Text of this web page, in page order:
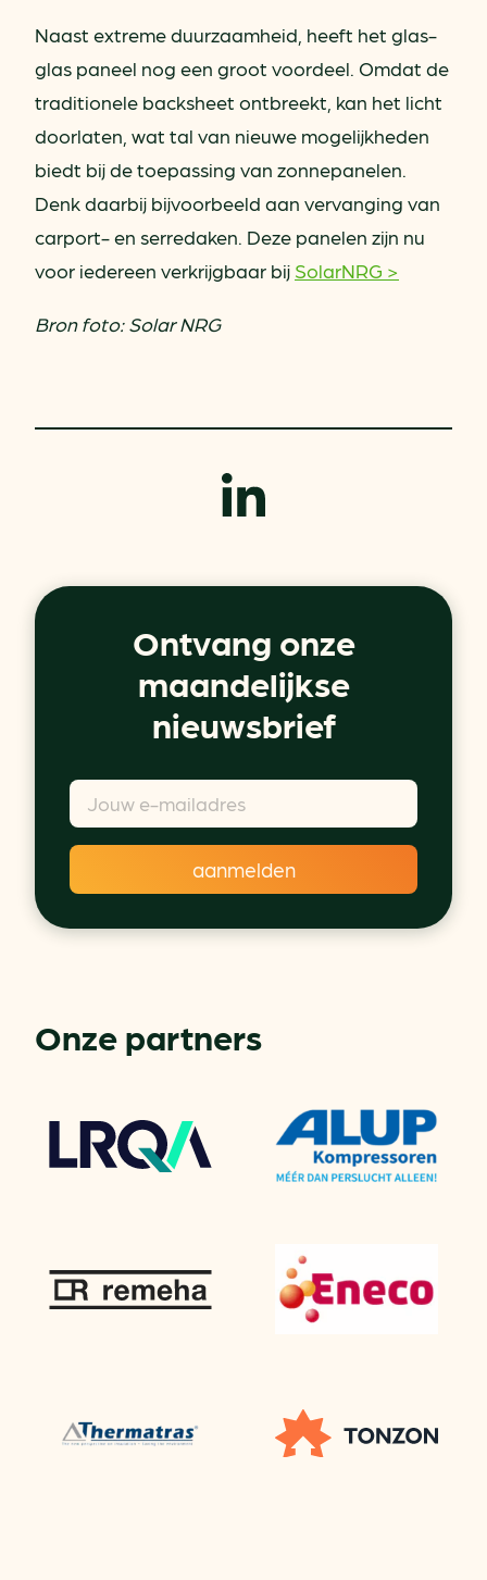
Naast extreme duurzaamheid, heeft het glas-
glas paneel nog een groot voordeel. Omdat de
traditionele backsheet ontbreekt, kan het licht
doorlaten, wat tal van nieuwe mogelijkheden
biedt bij de toepassing van zonnepanelen.
Denk daarbij bijvoorbeeld aan vervanging van
carport- en serredaken. Deze panelen zijn nu
voor iedereen verkrijgbaar bij SolarNRG >
Bron foto: Solar NRG
Ontvang onze
maandelijkse
nieuwsbrief
Onze partners